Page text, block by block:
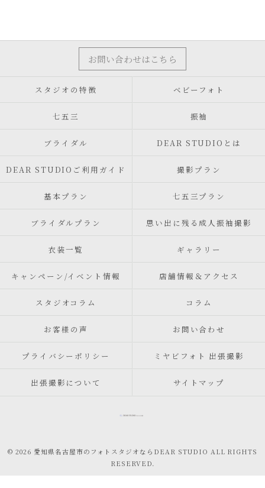
お問い合わせはこちら
スタジオの特徴 ベビーフォト
七五三 振袖
ブライダル DEAR STUDIOとは
DEAR STUDIOご利用ガイド 撮影プラン
基本プラン 七五三プラン
ブライダルプラン 思い出に残る成人振袖撮影
衣装一覧 ギャラリー
キャンペーン/イベント情報 店舗情報＆アクセス
スタジオコラム コラム
お客様の声 お問い合わせ
プライバシーポリシー ミヤビフォト 出張撮影
出張撮影について サイトマップ
© 2026 愛知県名古屋市のフォトスタジオならDEAR STUDIO ALL RIGHTS
RESERVED.